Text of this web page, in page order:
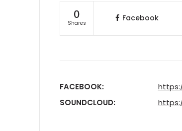
0
Shares
Facebook
FACEBOOK:
SOUNDCLOUD: